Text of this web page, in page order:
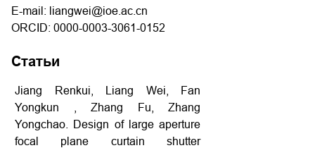
E-mail: liangwei@ioe.ac.cn
ORCID: 0000-0003-3061-0152
Статьи
Jiang Renkui, Liang Wei, Fan
Yongkun , Zhang Fu, Zhang
Yongchao. Design of large aperture
focal plane curtain shutter